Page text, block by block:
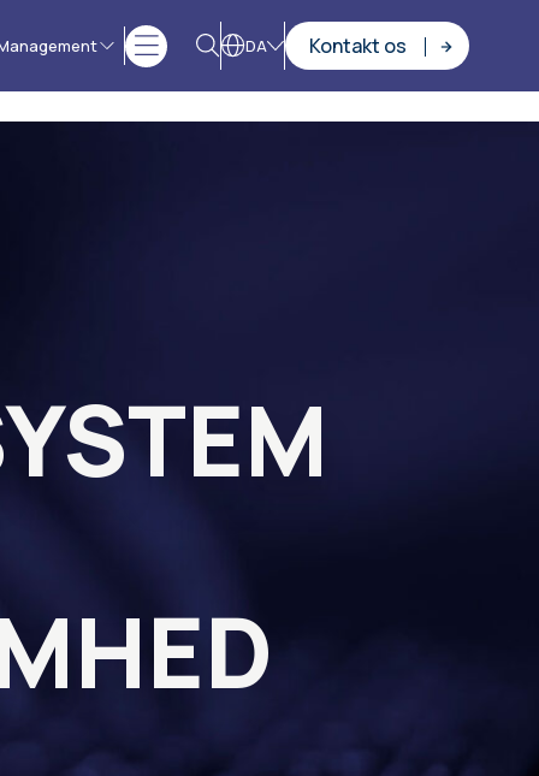
DA Kontakt os